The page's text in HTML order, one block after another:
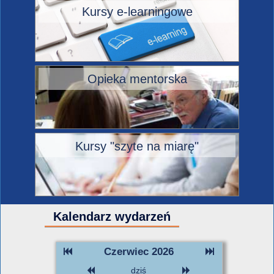
Kursy e-learningowe
Opieka mentorska
Kursy "szyte na miarę"
Kalendarz wydarzeń
Czerwiec 2026
dziś